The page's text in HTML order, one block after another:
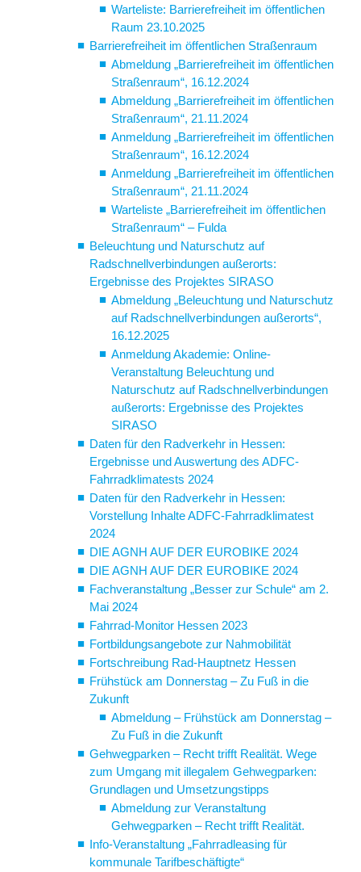
Warteliste: Barrierefreiheit im öffentlichen
Raum 23.10.2025
Barrierefreiheit im öffentlichen Straßenraum
Abmeldung „Barrierefreiheit im öffentlichen
Straßenraum“, 16.12.2024
Abmeldung „Barrierefreiheit im öffentlichen
Straßenraum“, 21.11.2024
Anmeldung „Barrierefreiheit im öffentlichen
Straßenraum“, 16.12.2024
Anmeldung „Barrierefreiheit im öffentlichen
Straßenraum“, 21.11.2024
Warteliste „Barrierefreiheit im öffentlichen
Straßenraum“ – Fulda
Beleuchtung und Naturschutz auf
Radschnellverbindungen außerorts:
Ergebnisse des Projektes SIRASO
Abmeldung „Beleuchtung und Naturschutz
auf Radschnellverbindungen außerorts“,
16.12.2025
Anmeldung Akademie: Online-
Veranstaltung Beleuchtung und
Naturschutz auf Radschnellverbindungen
außerorts: Ergebnisse des Projektes
SIRASO
Daten für den Radverkehr in Hessen:
Ergebnisse und Auswertung des ADFC-
Fahrradklimatests 2024
Daten für den Radverkehr in Hessen:
Vorstellung Inhalte ADFC-Fahrradklimatest
2024
DIE AGNH AUF DER EUROBIKE 2024
DIE AGNH AUF DER EUROBIKE 2024
Fachveranstaltung „Besser zur Schule“ am 2.
Mai 2024
Fahrrad-Monitor Hessen 2023
Fortbildungsangebote zur Nahmobilität
Fortschreibung Rad-Hauptnetz Hessen
Frühstück am Donnerstag – Zu Fuß in die
Zukunft
Abmeldung – Frühstück am Donnerstag –
Zu Fuß in die Zukunft
Gehwegparken – Recht trifft Realität. Wege
zum Umgang mit illegalem Gehwegparken:
Grundlagen und Umsetzungstipps
Abmeldung zur Veranstaltung
Gehwegparken – Recht trifft Realität.
Info-Veranstaltung „Fahrradleasing für
kommunale Tarifbeschäftigte“